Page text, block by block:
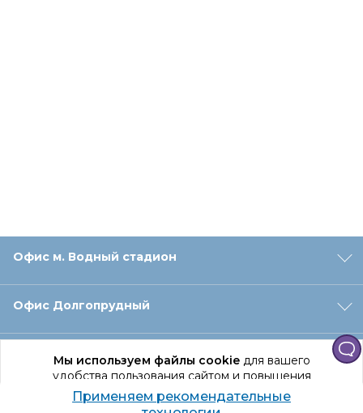
Мы используем файлы cookieдля вашего
удобства пользования сайтом и повышения
качества рекомендаций.
Продолжая использование сайта, вы даете
Офис м. Водный стадион
Офис Долгопрудный
Офис Санкт‑Петербург
Оформление заказа
Применяем рекомендательные